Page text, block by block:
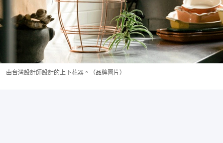
由台灣設計師設計的上下花器。（品牌圖片）